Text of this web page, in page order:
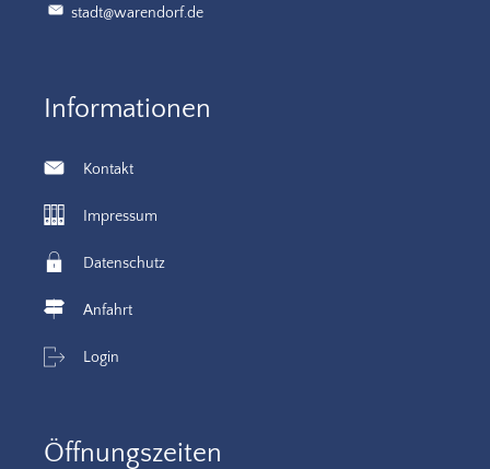
stadt@warendorf.de
Informationen
Kontakt
Impressum
Datenschutz
Anfahrt
Login
Öffnungszeiten